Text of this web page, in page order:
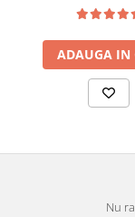
ADAUGA IN
Nu